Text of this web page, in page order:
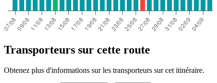
Transporteurs sur cette route
Obtenez plus d'informations sur les transporteurs sur cet itinéraire.